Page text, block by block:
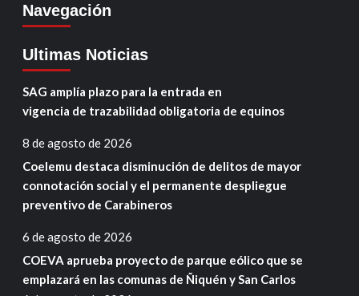
Navegación
Ultimas Noticias
SAG amplía plazo para la entrada en
vigencia de trazabilidad obligatoria de equinos
8 de agosto de 2026
Coelemu destaca disminución de delitos de mayor
connotación social y el permanente despliegue
preventivo de Carabineros
6 de agosto de 2026
COEVA aprueba proyecto de parque eólico que se
emplazará en las comunas de Ñiquén y San Carlos